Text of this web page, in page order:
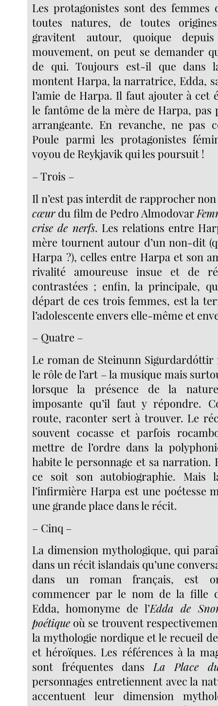
Les protagonistes sont des femmes
toutes natures, de toutes
gravitent autour, quoique
mouvement, on peut se demander
de qui. Toujours est-il que dans
montent Harpa, la narratrice, Edda,
l’amie de Harpa. Il faut ajouter à cet
le fantôme de la mère de Harpa,
arrangeante. En revanche, ne pas
Poule parmi les protagonistes
voyou de Reykjavik qui les poursuit !
– Trois –
Il n’est pas interdit de rapprocher
cœurdu film de Pedro Almodovar
crise de nerfs. Les relations entre
mère tournent autour d’un non-dit
Harpa ?), celles entre Harpa et son
rivalité amoureuse insue et de
contrastées ; enfin, la principale,
départ de ces trois femmes, est la
l’adolescente envers elle-même et
– Quatre –
Le roman de Steinunn Sigurdardóttir
le rôle de l’art – la musique mais
lorsque la présence de la
imposante qu’il faut y répondre.
route, raconter sert à trouver. Le
souvent cocasse et parfois
mettre de l’ordre dans la
habite le personnage et sa narration.
ce soit son autobiographie. Mais
l’infirmière Harpa est une poétesse
une grande place dans le récit.
– Cinq –
La dimension mythologique, qui
dans un récit islandais qu’une
dans un roman français, est
commencer par le nom de la fille
Edda, homonyme de l’Edda de
poétique où se trouvent
la mythologie nordique et le recueil
et héroïques. Les références à la
sont fréquentes dansLa Place
personnages entretiennent avec la
accentuent leur dimension